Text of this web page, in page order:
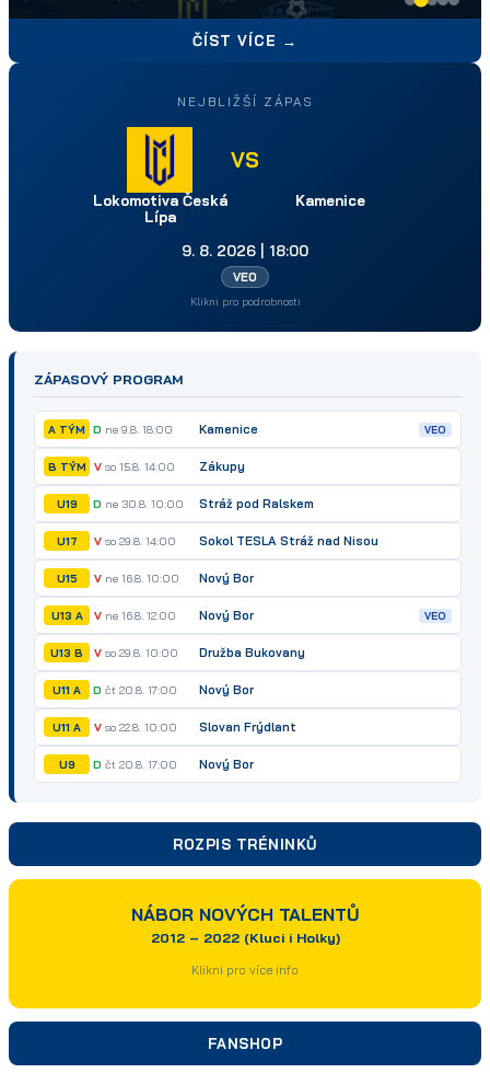
ČÍST VÍCE →
NEJBLIŽŠÍ ZÁPAS
Lokomotiva Česká
Lípa
VS
Kamenice
9. 8. 2026 | 18:00
VEO
Klikni pro podrobnosti
ZÁPASOVÝ PROGRAM
A TÝM D ne 9.8. 18:00 Kamenice VEO
B TÝM V so 15.8. 14:00 Zákupy
U19 D ne 30.8. 10:00 Stráž pod Ralskem
U17 V so 29.8. 14:00 Sokol TESLA Stráž nad Nisou
U15 V ne 16.8. 10:00 Nový Bor
U13 A V ne 16.8. 12:00 Nový Bor VEO
U13 B V so 29.8. 10:00 Družba Bukovany
U11 A D čt 20.8. 17:00 Nový Bor
U11 A V so 22.8. 10:00 Slovan Frýdlant
U9 D čt 20.8. 17:00 Nový Bor
ROZPIS TRÉNINKŮ
NÁBOR NOVÝCH TALENTŮ
2012 – 2022 (Kluci i Holky)
Klikni pro více info
FANSHOP